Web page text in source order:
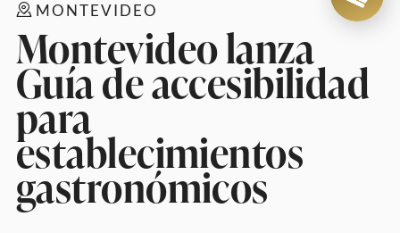
MONTEVIDEO
Montevideo lanza
Guía de accesibilidad
para
establecimientos
gastronómicos